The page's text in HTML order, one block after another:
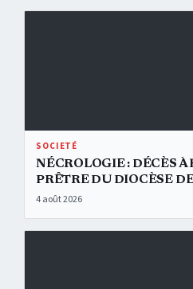
SOCIETÉ
NÉCROLOGIE : DÉCÈS À
PRÊTRE DU DIOCÈSE
4 août 2026